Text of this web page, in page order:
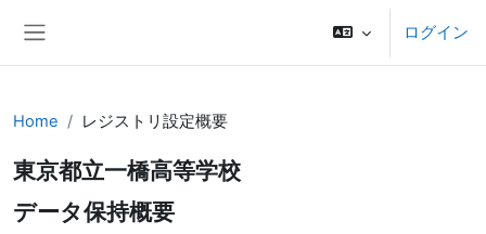
ログイン
Home レジストリ設定概要
東京都立一橋高等学校
データ保持概要